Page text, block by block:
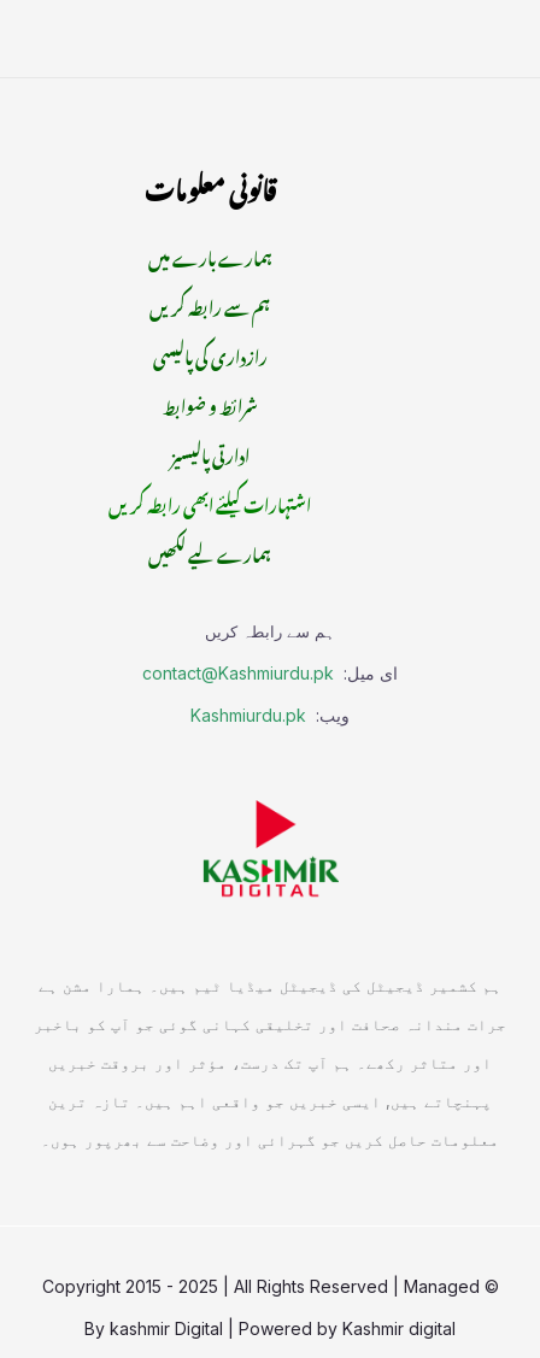
قانونی معلومات
ہمارے بارے میں
ہم سے رابطہ کریں
رازداری کی پالیسی
شرائط و ضوابط
ادارتی پالیسیز
اشتہارات کیلئے ابھی رابطہ کریں
ہمارے لیے لکھیں
ہم سے رابطہ کریں
ای میل: contact@Kashmiurdu.pk
ویب: Kashmiurdu.pk
ہم کشمیر ڈیجیٹل کی ڈیجیٹل میڈیا ٹیم ہیں۔ ہمارا مشن ہے
جرات مندانہ صحافت اور تخلیقی کہانی گوئی جو آپ کو باخبر
اور متاثر رکھے۔ ہم آپ تک درست، مؤثر اور بروقت خبریں
پہنچاتے ہیں, ایسی خبریں جو واقعی اہم ہیں۔ تازہ ترین
معلومات حاصل کریں جو گہرائی اور وضاحت سے بھرپور ہوں۔
© Copyright 2015 - 2025 | All Rights Reserved | Managed
By kashmir Digital | Powered by Kashmir digital